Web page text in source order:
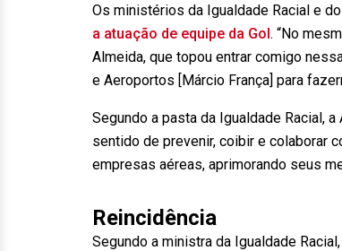
Os ministérios da Igualdade Racial e
a atuação de equipe da Gol. “No
Almeida, que topou entrar comigo
e Aeroportos [Márcio França] para
Segundo a pasta da Igualdade Racial,
sentido de prevenir, coibir e colaborar
empresas aéreas, aprimorando seus
Reincidência
Segundo a ministra da Igualdade